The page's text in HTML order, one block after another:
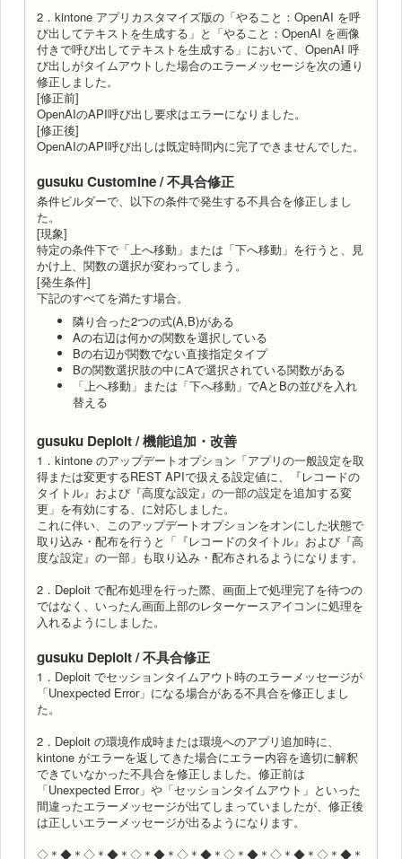
2．kintone アプリカスタマイズ版の「やること：OpenAI を呼
び出してテキストを生成する」と「やること：OpenAI を画像
付きで呼び出してテキストを生成する」において、OpenAI 呼
び出しがタイムアウトした場合のエラーメッセージを次の通り
修正しました。
[修正前]
OpenAIのAPI呼び出し要求はエラーになりました。
[修正後]
OpenAIのAPI呼び出しは既定時間内に完了できませんでした。
gusuku Customine / 不具合修正
条件ビルダーで、以下の条件で発生する不具合を修正しまし
た。
[現象]
特定の条件下で「上へ移動」または「下へ移動」を行うと、見
かけ上、関数の選択が変わってしまう。
[発生条件]
下記のすべてを満たす場合。
隣り合った2つの式(A,B)がある
Aの右辺は何かの関数を選択している
Bの右辺が関数でない直接指定タイプ
Bの関数選択肢の中にAで選択されている関数がある
「上へ移動」または「下へ移動」でAとBの並びを入れ
替える
gusuku Deploit / 機能追加・改善
1．kintone のアップデートオプション「アプリの一般設定を取
得または変更するREST APIで扱える設定値に、『レコードの
タイトル』および『高度な設定』の一部の設定を追加する変
更」を有効にする、に対応しました。
これに伴い、このアップデートオプションをオンにした状態で
取り込み・配布を行うと「『レコードのタイトル』および『高
度な設定』の一部」も取り込み・配布されるようになります。
2．Deploit で配布処理を行った際、画面上で処理完了を待つの
ではなく、いったん画面上部のレターケースアイコンに処理を
入れるようにしました。
gusuku Deploit / 不具合修正
1．Deploit でセッションタイムアウト時のエラーメッセージが
「Unexpected Error」になる場合がある不具合を修正しまし
た。
2．Deploit の環境作成時または環境へのアプリ追加時に、
kintone がエラーを返してきた場合にエラー内容を適切に解釈
できていなかった不具合を修正しました。修正前は
「Unexpected Error」や「セッションタイムアウト」といった
間違ったエラーメッセージが出てしまっていましたが、修正後
は正しいエラーメッセージが出るようになります。
◇＊◆＊◇＊◆＊◇＊◆＊◇＊◆＊◇＊◆＊◇＊◆＊◇＊◆＊